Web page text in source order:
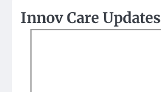
Innov Care Updates